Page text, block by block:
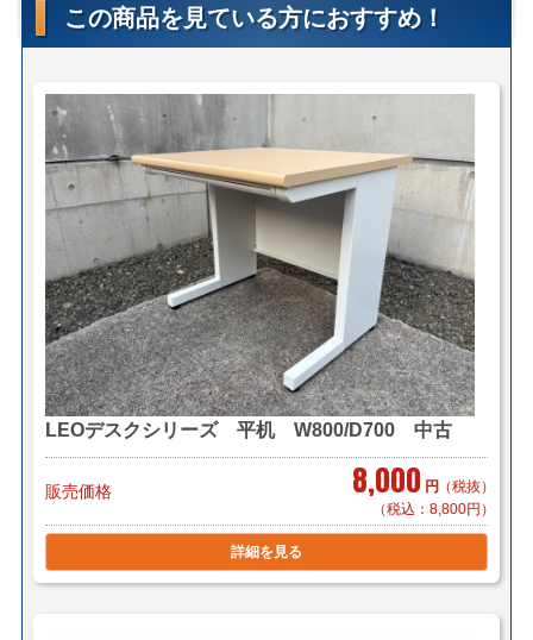
＜法人様限定メーカー直送便＞（利用条件はこちら）
【メーカー配送便(地域限定)】＊搬入まで
＊対応可能地域「東京23区内」「横浜・川崎」「千葉県
一部(東京より千葉市まで」
＊物量、商品によってお見積り致します。
＊階段作業、経路養生は別途見積もりとなります。
＊組立対応可 組立費 3,300円/1台（税別）
【小口送り付け便】＊軒先渡し（要お客様搬入・組立）
2,900円～/1台（税別）でお届け致します。
＊お届け地域によってお見積り致します。
＜送料例（税込み）＞
■横浜市内 1台 ￥1,100～（自社便・軒先渡し）
1台 ￥2,200～（自社便・軒先渡し又は
EV有り）
＊区により異なります。
＊組立対応可 組立費 1,000円/1台（税
別）
この商品を見ている方におすすめ！
LEOデスクシリーズ 平机 W800/D700 中古
販売価格 8,000 円 （税抜）
（税込：8,800円）
詳細を見る